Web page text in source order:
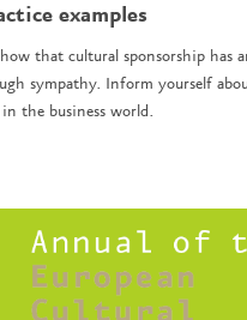
examples
that cultural sponsorship has
sympathy. Inform yourself
in the business world.